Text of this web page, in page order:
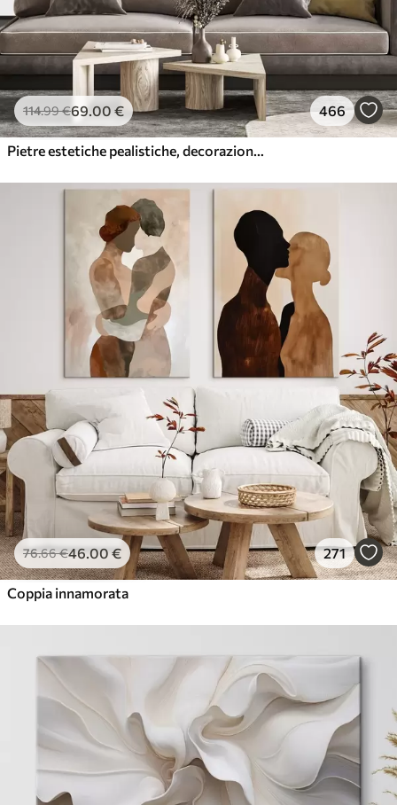
114.99€69.00 € 466
Pietre estetiche pealistiche, decorazione della casa, illuminazione naturale
76.66€46.00 € 271
Coppia innamorata